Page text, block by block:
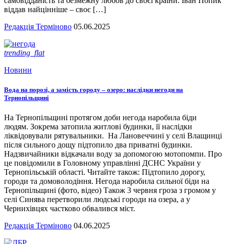
віддав найцінніше – своє […]
Редакція Терміново 05.06.2025
trending_flat
Новини
Вода на порозі, а замість городу – озеро: наслідки негоди на
Тернопільщині
На Тернопільщині протягом доби негода наробила біди
людям. Зокрема затопила житлові будинки, її наслідки
ліквідовували рятувальники. На Лановеччині у селі Влащинці
після сильного дощу підтопило два приватні будинки.
Надзвичайники відкачали воду за допомогою мотопомпи. Про
це повідомили в Головному управлінні ДСНС України у
Тернопільській області. Читайте також: Підтопило дорогу,
городи та домоволодіння. Негода наробила сильної біди на
Тернопільщині (фото, відео) Також 3 червня гроза з громом у
селі Синява перетворили людські городи на озера, а у
Чернихівцях частково обвалився міст.
Редакція Терміново 04.06.2025